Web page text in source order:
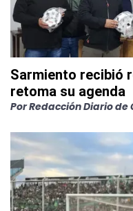
Sarmiento recibió
retoma su agenda
PorRedacción Diario de